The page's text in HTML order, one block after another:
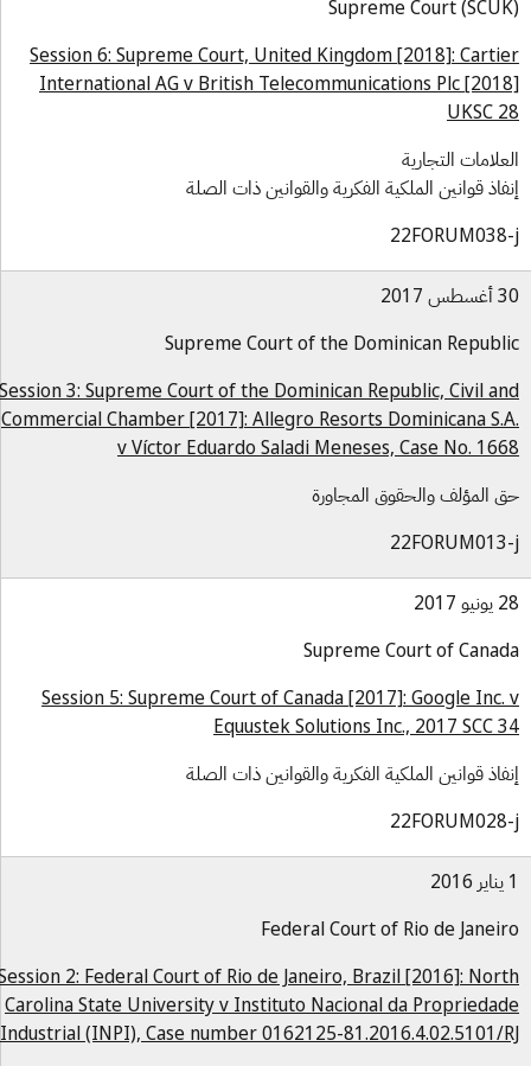
Supreme Court
Session 6: Supreme Court, United Kingdom [2018]:
International AG v British Telecommunications Plc
UKSC
التجارية
قوانين الملكية الفكرية والقوانين ذات الصلة
Supreme Court of the Dominican
Session 3: Supreme Court of the Dominican Republic, Civil
Commercial Chamber [2017]: Allegro Resorts Dominicana
v Víctor Eduardo Saladi Meneses, Case No.
المؤلف والحقوق المجاورة
Supreme Court of
Session 5: Supreme Court of Canada [2017]: Google
Equustek Solutions Inc., 2017 SCC
قوانين الملكية الفكرية والقوانين ذات الصلة
Federal Court of Rio de
Session 2: Federal Court of Rio de Janeiro, Brazil [2016]:
Carolina State University v Instituto Nacional da
Industrial (INPI), Case number 0162125-81.2016.4.02.5101/